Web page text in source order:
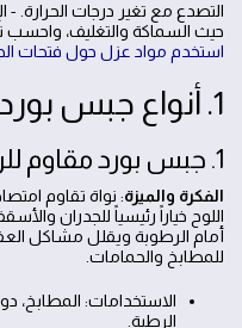
التصدع مع تغير درجات
حيث السماكة والتغليف، واحسب
استخدم مواد عزل حول فتحات
1. أنواع جبس بورد وفقاً للوظيفة
1. جبس بورد مقاوم للرطوبة للمطابخ والحمامات
الفكرة والميزة: نواة تقاوم
اللوح خياراً رئيسياً للجدران
أمام الرطوبة ويقلل مشاكل
للمطابخ والحمامات.
الاستخدامات: المطابخ،
الرطبة.